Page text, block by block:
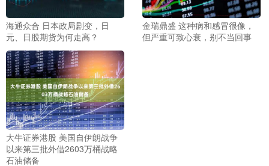
海通众合 日本政局剧变，日
元、日股期货为何走高？
金瑞鼎盛 这种病和感冒很像，
但严重可致心衰，别不当回事
大牛证券港股 美国自伊朗战争
以来第三批外借2603万桶战略
石油储备